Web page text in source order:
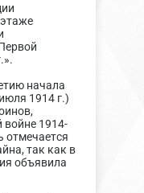
начала
1914 г.)
войне 1914-
отмечается
так как в
объявила